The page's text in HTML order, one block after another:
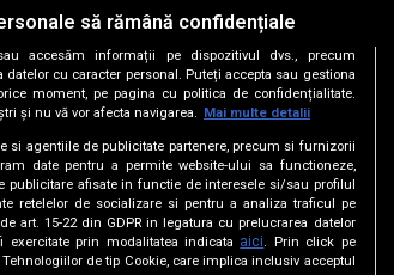
au talent
TEHNOLOGIE
I Like IT
SPORT
Sport.ro
PRO•ARENA
să rămână confidențiale
accesăm informații pe dispozitivul dvs., precum
cu caracter personal. Puteți accepta sau gestiona
moment, pe pagina cu politica de confidențialitate.
și nu vă vor afecta navigarea.
Mai multe detalii
si agentiile de publicitate partenere, precum si furnizorii
date pentru a permite website-ului sa functioneze,
publicitare afisate in functie de interesele si/sau profilul
retelelor de socializare si pentru a analiza traficul pe
art. 15-22 din GDPR in legatura cu prelucrarea datelor
exercitate prin modalitatea indicata aici. Prin click pe
Tehnologiilor de tip Cookie, care implica inclusiv acceptul